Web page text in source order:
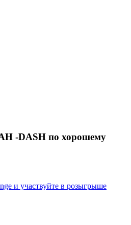
-DASH по хорошему
и участвуйте в розыгрыше